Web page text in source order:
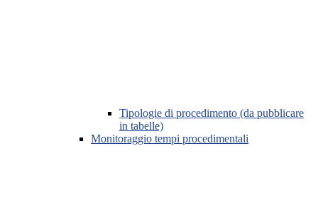
Tipologie di procedimento (da pubblicare
in tabelle)
Monitoraggio tempi procedimentali